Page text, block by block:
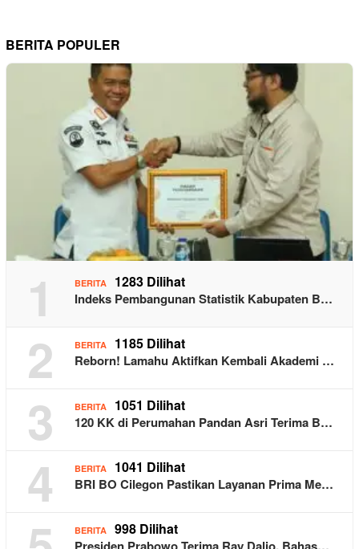
BERITA POPULER
1 BERITA 1283 Dilihat
Indeks Pembangunan Statistik Kabupaten B…
2 BERITA 1185 Dilihat
Reborn! Lamahu Aktifkan Kembali Akademi …
3 BERITA 1051 Dilihat
120 KK di Perumahan Pandan Asri Terima B…
4 BERITA 1041 Dilihat
BRI BO Cilegon Pastikan Layanan Prima Me…
BERITA 998 Dilihat
Presiden Prabowo Terima Ray Dalio, Bahas…